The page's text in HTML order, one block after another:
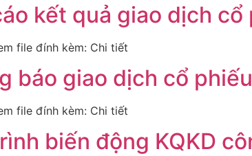
kết quả giao dịch cổ
file đính kèm: Chi tiết
báo giao dịch cổ
file đính kèm: Chi tiết
biến động KQKD